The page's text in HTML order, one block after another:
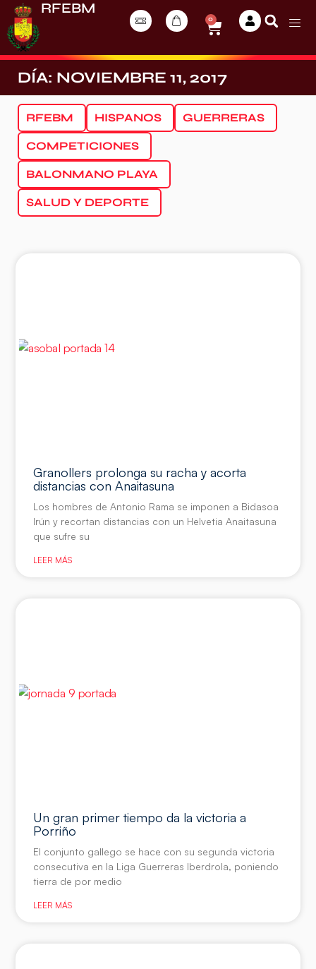
RFEBM
0
DÍA: NOVIEMBRE 11, 2017
RFEBM HISPANOS GUERRERAS
COMPETICIONES
BALONMANO PLAYA
SALUD Y DEPORTE
Granollers prolonga su racha y acorta
distancias con Anaitasuna
Los hombres de Antonio Rama se imponen a Bidasoa
Irún y recortan distancias con un Helvetia Anaitasuna
que sufre su
LEER MÁS
Un gran primer tiempo da la victoria a
Porriño
El conjunto gallego se hace con su segunda victoria
consecutiva en la Liga Guerreras Iberdrola, poniendo
tierra de por medio
LEER MÁS